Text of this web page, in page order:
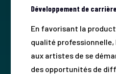
Développement de carrière
En favorisant la
qualité professionnelle,
aux artistes de se
des opportunités de